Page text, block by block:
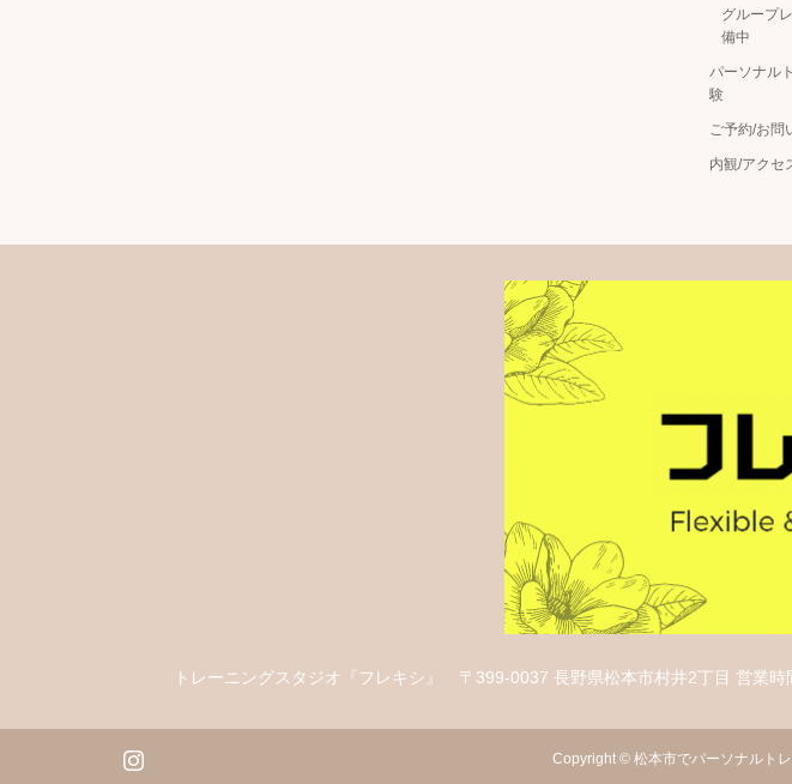
グループ
備中
パーソナル
験
ご予約/お問
内観/アクセ
トレーニングスタジオ『フレキシ』 〒399-0037 長野県松本市村井2丁目 営業
Copyright © 松本市でパーソナルト